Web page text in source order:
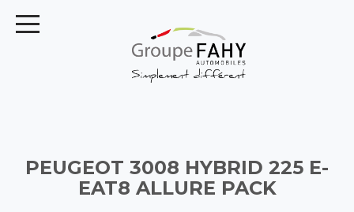
PEUGEOT 3008 HYBRID 225 E-
EAT8 ALLURE PACK